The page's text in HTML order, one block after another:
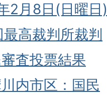
2月8日(日曜日)
高裁判所裁判
査投票結果
川内市区：国民